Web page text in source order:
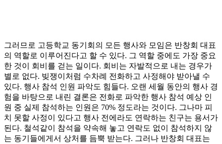
그러므로 고등학교 동기회의 모든 행사와 모임은 반창회 대표
의 역할로 이루어진다고 할 수 있다. 그 역할 중에도 가장 중요
한 것이 회비를 걷는 일이다. 회비는 자발적으로 내는 경우가
별로 없다. 빚쟁이처럼 수차례 전화하고 사정해야 받아낼 수
있다. 행사 참석 인원 파악도 힘들다. 오랜 세월 동안의 행사 경
험을 바탕으로 내린 결론은 전화로 파악한 행사 참석 예상 인
원 중 실제 참석하는 인원은 70% 정도라는 것이다. 그나마 피
치 못할 사정이 있다고 행사 전에라도 연락하는 친구는 용서가
된다. 철석같이 참석을 약속해 놓고 연락도 없이 참석하지 않
는 동기들에게서 상처를 듬뿍 받는다. 그러나 반창회 대표는